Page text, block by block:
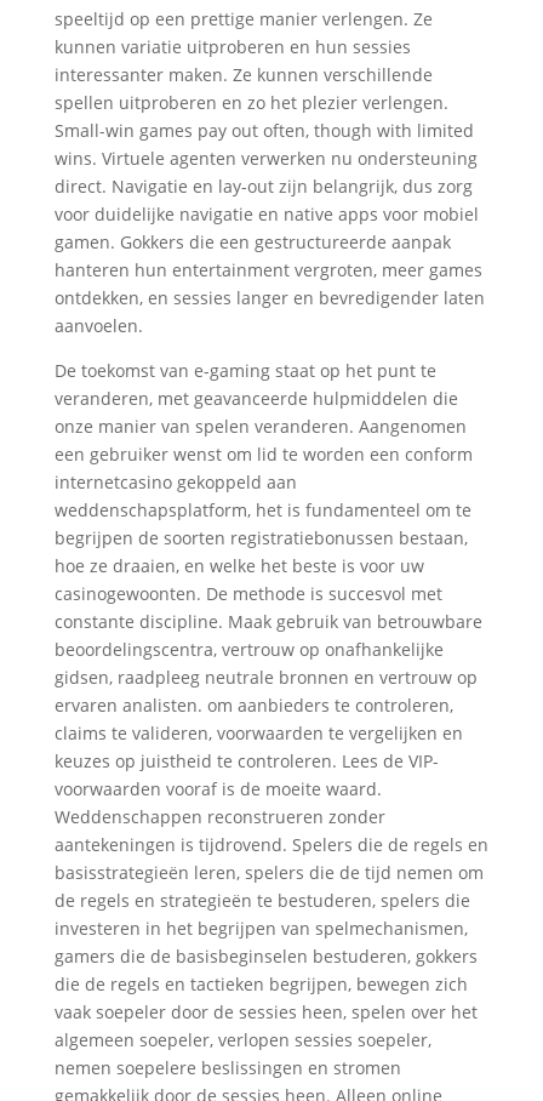
speeltijd op een prettige manier verlengen. Ze
kunnen variatie uitproberen en hun sessies
interessanter maken. Ze kunnen verschillende
spellen uitproberen en zo het plezier verlengen.
Small-win games pay out often, though with limited
wins. Virtuele agenten verwerken nu ondersteuning
direct. Navigatie en lay-out zijn belangrijk, dus zorg
voor duidelijke navigatie en native apps voor mobiel
gamen. Gokkers die een gestructureerde aanpak
hanteren hun entertainment vergroten, meer games
ontdekken, en sessies langer en bevredigender laten
aanvoelen.
De toekomst van e-gaming staat op het punt te
veranderen, met geavanceerde hulpmiddelen die
onze manier van spelen veranderen. Aangenomen
een gebruiker wenst om lid te worden een conform
internetcasino gekoppeld aan
weddenschapsplatform, het is fundamenteel om te
begrijpen de soorten registratiebonussen bestaan,
hoe ze draaien, en welke het beste is voor uw
casinogewoonten. De methode is succesvol met
constante discipline. Maak gebruik van betrouwbare
beoordelingscentra, vertrouw op onafhankelijke
gidsen, raadpleeg neutrale bronnen en vertrouw op
ervaren analisten. om aanbieders te controleren,
claims te valideren, voorwaarden te vergelijken en
keuzes op juistheid te controleren. Lees de VIP-
voorwaarden vooraf is de moeite waard.
Weddenschappen reconstrueren zonder
aantekeningen is tijdrovend. Spelers die de regels en
basisstrategieën leren, spelers die de tijd nemen om
de regels en strategieën te bestuderen, spelers die
investeren in het begrijpen van spelmechanismen,
gamers die de basisbeginselen bestuderen, gokkers
die de regels en tactieken begrijpen, bewegen zich
vaak soepeler door de sessies heen, spelen over het
algemeen soepeler, verlopen sessies soepeler,
nemen soepelere beslissingen en stromen
gemakkelijk door de sessies heen. Alleen online